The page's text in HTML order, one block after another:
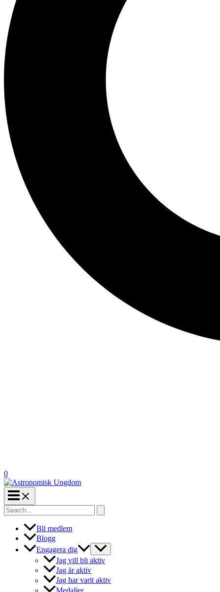
0
Search
for:
Bli medlem
Blogg
Engagera dig
Jag vill bli aktiv
Jag är aktiv
Jag har varit aktiv
Medaljer